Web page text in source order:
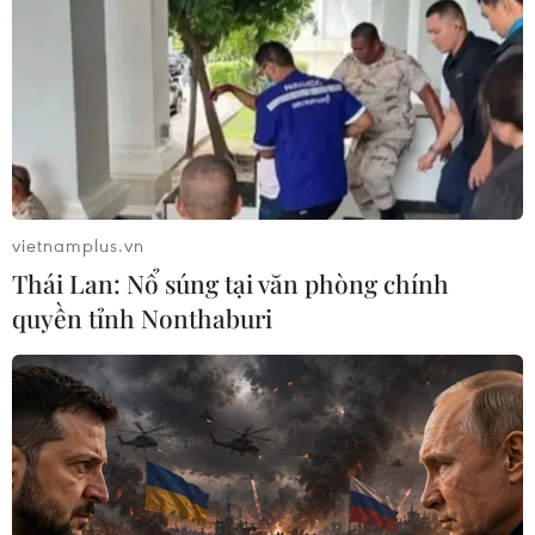
IAEA và Iran "kín tiếng" khi kết thúc đàm
phán hạt nhân
13/05/2014 02:52
Cơ quan Năng lượng Nguyên tử Quốc tế (IAEA) và Iran
đã kết thúc cuộc đàm phán kéo dài 3 giờ trong ngày
12/5 nhưng không thông báo kết quả cụ thể.
vietnamplus.vn
Thái Lan: Nổ súng tại văn phòng chính
quyền tỉnh Nonthaburi